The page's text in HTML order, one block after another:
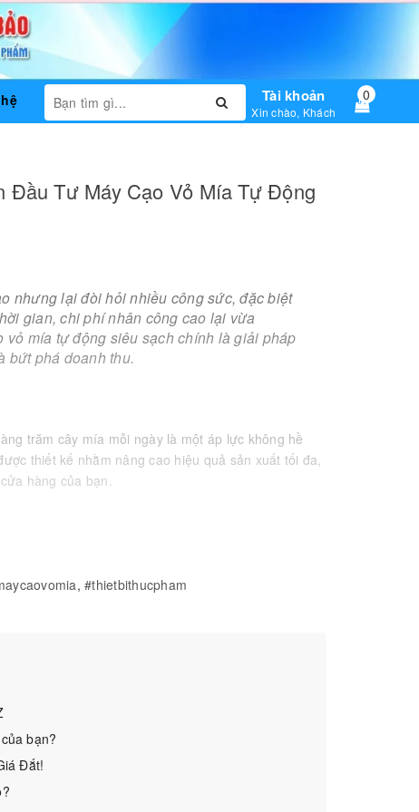
Tài khoản
Xin chào, Khách
0
Đầu Tư Máy Cạo Vỏ Mía Tự Động
nhưng lại đòi hỏi nhiều công sức, đặc biệt
gian,chi phí nhân công cao lại vừa
vỏ mía tự động siêu sạch chính là giải pháp
bứt phá doanh thu.
trăm cây mía mỗi ngày là một áp lực không hề
thiết kế nhằm nâng cao hiệu quả sản xuất tối đa,
hàng của bạn.
, #thietbithucpham
bạn?
Đắt!